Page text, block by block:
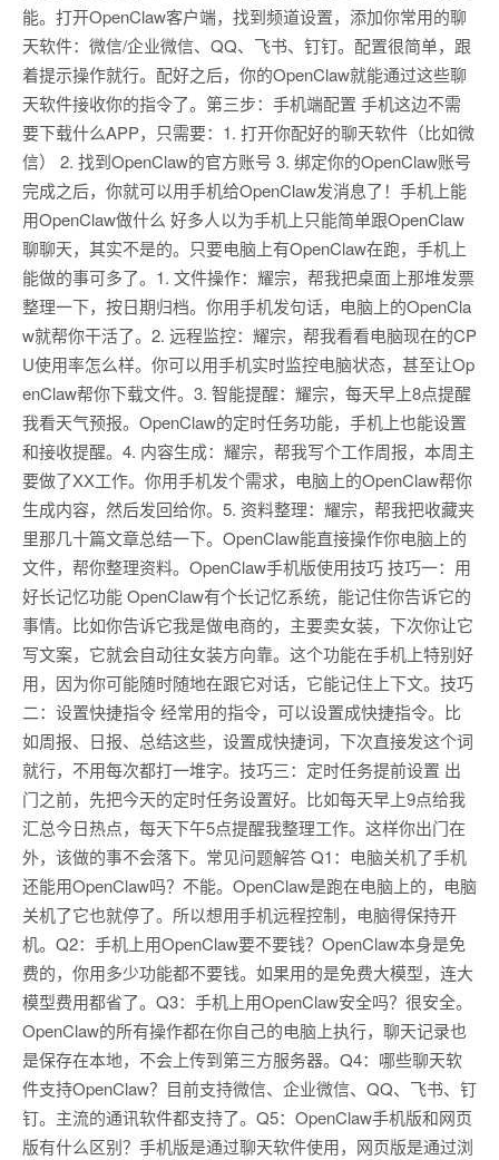
能。打开OpenClaw客户端，找到频道设置，添加你常用的聊
天软件：微信/企业微信、QQ、飞书、钉钉。配置很简单，跟
着提示操作就行。配好之后，你的OpenClaw就能通过这些聊
天软件接收你的指令了。第三步：手机端配置 手机这边不需
要下载什么APP，只需要：1. 打开你配好的聊天软件（比如微
信） 2. 找到OpenClaw的官方账号 3. 绑定你的OpenClaw账号
完成之后，你就可以用手机给OpenClaw发消息了！手机上能
用OpenClaw做什么 好多人以为手机上只能简单跟OpenClaw
聊聊天，其实不是的。只要电脑上有OpenClaw在跑，手机上
能做的事可多了。1. 文件操作：耀宗，帮我把桌面上那堆发票
整理一下，按日期归档。你用手机发句话，电脑上的OpenCla
w就帮你干活了。2. 远程监控：耀宗，帮我看看电脑现在的CP
U使用率怎么样。你可以用手机实时监控电脑状态，甚至让Op
enClaw帮你下载文件。3. 智能提醒：耀宗，每天早上8点提醒
我看天气预报。OpenClaw的定时任务功能，手机上也能设置
和接收提醒。4. 内容生成：耀宗，帮我写个工作周报，本周主
要做了XX工作。你用手机发个需求，电脑上的OpenClaw帮你
生成内容，然后发回给你。5. 资料整理：耀宗，帮我把收藏夹
里那几十篇文章总结一下。OpenClaw能直接操作你电脑上的
文件，帮你整理资料。OpenClaw手机版使用技巧 技巧一：用
好长记忆功能 OpenClaw有个长记忆系统，能记住你告诉它的
事情。比如你告诉它我是做电商的，主要卖女装，下次你让它
写文案，它就会自动往女装方向靠。这个功能在手机上特别好
用，因为你可能随时随地在跟它对话，它能记住上下文。技巧
二：设置快捷指令 经常用的指令，可以设置成快捷指令。比
如周报、日报、总结这些，设置成快捷词，下次直接发这个词
就行，不用每次都打一堆字。技巧三：定时任务提前设置 出
门之前，先把今天的定时任务设置好。比如每天早上9点给我
汇总今日热点，每天下午5点提醒我整理工作。这样你出门在
外，该做的事不会落下。常见问题解答 Q1：电脑关机了手机
还能用OpenClaw吗？不能。OpenClaw是跑在电脑上的，电脑
关机了它也就停了。所以想用手机远程控制，电脑得保持开
机。Q2：手机上用OpenClaw要不要钱？OpenClaw本身是免
费的，你用多少功能都不要钱。如果用的是免费大模型，连大
模型费用都省了。Q3：手机上用OpenClaw安全吗？很安全。
OpenClaw的所有操作都在你自己的电脑上执行，聊天记录也
是保存在本地，不会上传到第三方服务器。Q4：哪些聊天软
件支持OpenClaw？目前支持微信、企业微信、QQ、飞书、钉
钉。主流的通讯软件都支持了。Q5：OpenClaw手机版和网页
版有什么区别？手机版是通过聊天软件使用，网页版是通过浏